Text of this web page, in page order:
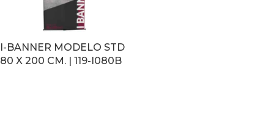
I-BANNER MODELO STD
80 X 200 CM. | 119-I080B